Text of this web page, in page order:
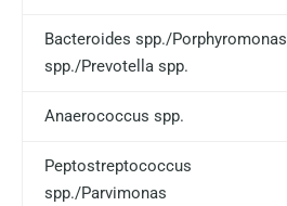
Bacteroides spp./Porphyromonas
spp./Prevotella spp.
Anaerococcus spp.
Peptostreptococcus
spp./Parvimonas
Наро-Фоминск
Новокузнецк